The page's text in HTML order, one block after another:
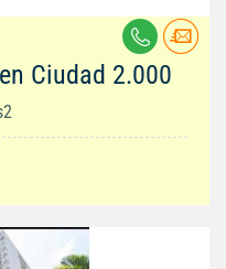
Ciudad 2.000